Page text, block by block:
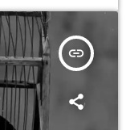
insert_link